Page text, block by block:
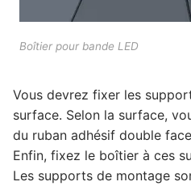
Boîtier pour bande LED
Vous devrez fixer les
surface. Selon la surface,
du ruban adhésif double
Enfin, fixez le boîtier à ces
Les supports de montage